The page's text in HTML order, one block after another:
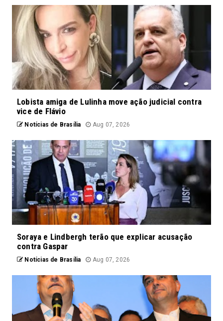
Lobista amiga de Lulinha move ação judicial contra
vice de Flávio
Notícias de Brasília Aug 07, 2026
Soraya e Lindbergh terão que explicar acusação
contra Gaspar
Notícias de Brasília Aug 07, 2026